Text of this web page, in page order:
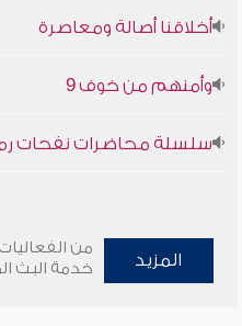
أخلاقنا أصالة ومعاصرة
وأمنهم من خوف 9
سلسلة محاضرات نفحات
المزيد
من
خدمة البث